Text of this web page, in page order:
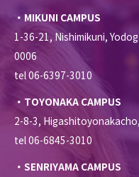
・MIKUNI CAMPUS
1-36-21, Nishimikuni,
0006
tel 06-6397-3010
・TOYONAKA CAMPUS
2-8-3,
tel 06-6845-3010
・SENRIYAMA CAMPUS